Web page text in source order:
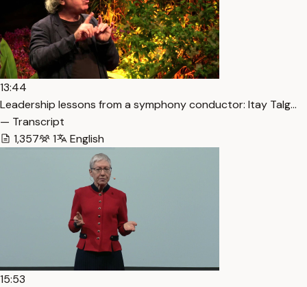
13:44
Leadership lessons from a symphony conductor: Itay Talg…
— Transcript
1,357
1 English
15:53